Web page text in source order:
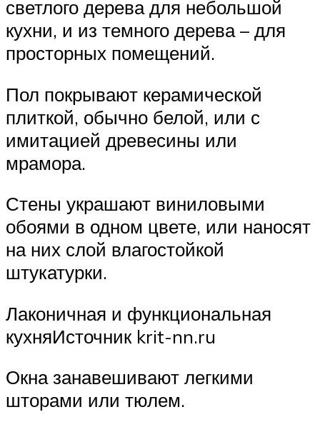
светлого дерева для небольшой
кухни, и из темного дерева – для
просторных помещений.
Пол покрывают керамической
плиткой, обычно белой, или с
имитацией древесины или
мрамора.
Стены украшают виниловыми
обоями в одном цвете, или наносят
на них слой влагостойкой
штукатурки.
Лаконичная и функциональная
кухняИсточник krit-nn.ru
Окна занавешивают легкими
шторами или тюлем.